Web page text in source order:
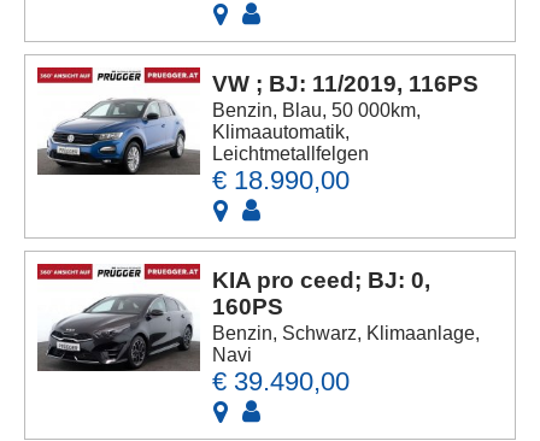
VW ; BJ: 11/2019, 116PS
Benzin, Blau, 50 000km,
Klimaautomatik,
Leichtmetallfelgen
€ 18.990,00
KIA pro ceed; BJ: 0,
160PS
Benzin, Schwarz, Klimaanlage,
Navi
€ 39.490,00